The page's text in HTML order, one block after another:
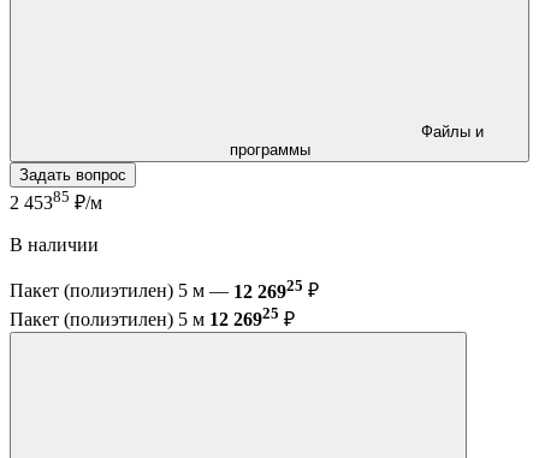
программы
Задать вопрос
2 45385 ₽/м
В наличии
Пакет (полиэтилен) 5 м — 12 26925 ₽
Пакет (полиэтилен) 5 м 12 26925 ₽